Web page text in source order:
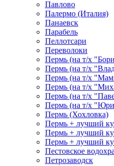
Павлово
Палермо (Италия)
Панаевск
Парабель
Пеллотсари
Переволоки
Пермь (на т/х
Пермь (на т/х
Пермь (на т/х
Пермь (на т/х
Пермь (на т/х
Пермь (на т/х
Пермь (Хохловка)
Пермь + лучший
Пермь + лучший
Пермь + лучший
Пестовское
Петрозаводск